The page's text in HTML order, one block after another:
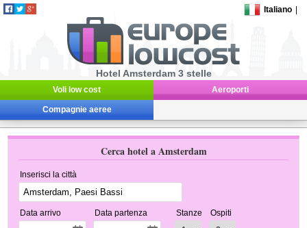
Italiano
Hotel Amsterdam 3 stelle
Voli low cost Aeroporti
Compagnie aeree
Cerca hotel a Amsterdam
Inserisci la città
Data arrivo Data partenza Stanze Ospiti